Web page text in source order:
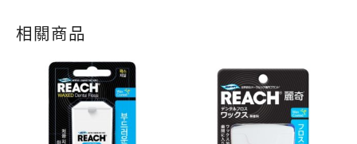
相關商品
始
價
格：
NT$99。
價
格：
NT$79。